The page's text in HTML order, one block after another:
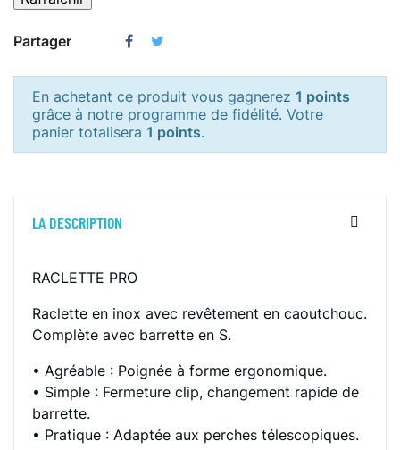
Partager
En achetant ce produit vous gagnerez 1 points
grâce à notre programme de fidélité. Votre
panier totalisera 1 points.
LA DESCRIPTION
RACLETTE PRO
Raclette en inox avec revêtement en caoutchouc.
Complète avec barrette en S.
• Agréable : Poignée à forme ergonomique.
• Simple : Fermeture clip, changement rapide de
barrette.
• Pratique : Adaptée aux perches télescopiques.